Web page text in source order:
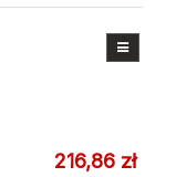
216,86 zł